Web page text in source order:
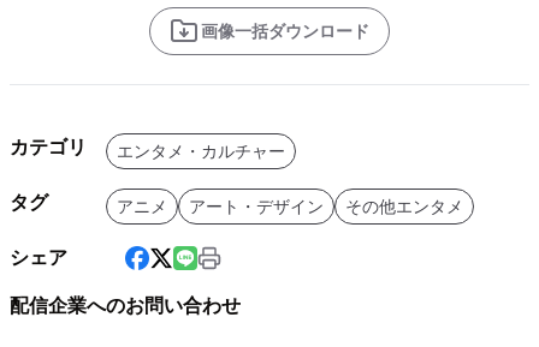
画像一括ダウンロード
カテゴリ エンタメ・カルチャー
タグ アニメ アート・デザイン その他エンタメ
シェア
配信企業へのお問い合わせ